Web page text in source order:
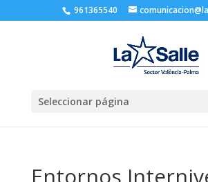
961365540
Seleccionar página
Entornos